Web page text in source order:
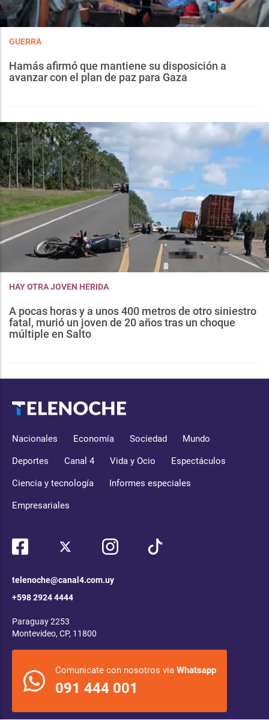
GUERRA
Hamás afirmó que mantiene su disposición a
avanzar con el plan de paz para Gaza
HAY OTRA JOVEN HERIDA
A pocas horas y a unos 400 metros de otro siniestro
fatal, murió un joven de 20 años tras un choque
múltiple en Salto
Nacionales Economía Sociedad Mundo
Deportes Canal 4 Vida y Ocio Espectáculos
Ciencia y tecnología Informes especiales
Empresariales
telenoche@canal4.com.uy
+598 2924 4444
Paraguay 2253
Montevideo, CP, 11800
Comunicate con nosotros via Whatsapp
091 444 001